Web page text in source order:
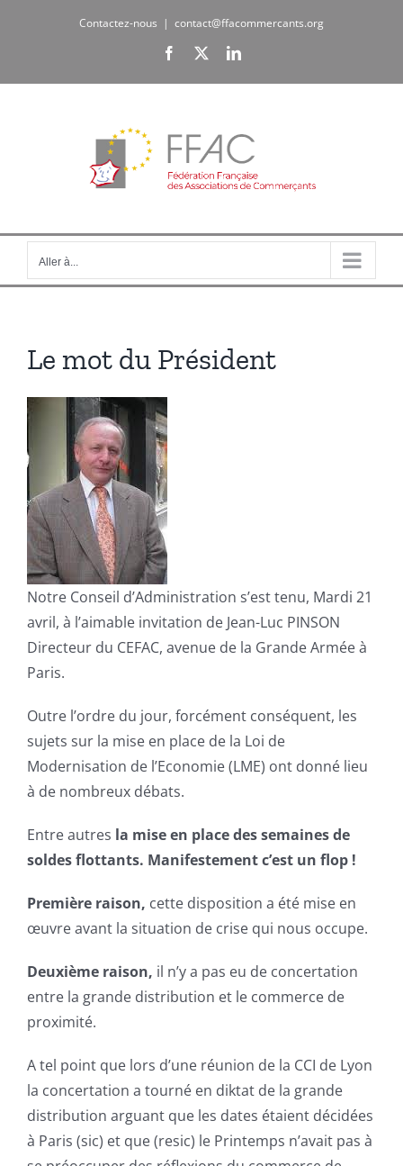
Contactez-nous | contact@ffacommercants.org
Facebook LinkedIn
Aller à...
Le mot du Président
Notre Conseil d’Administration s’est tenu, Mardi 21
avril, à l’aimable invitation de Jean-Luc PINSON
Directeur du CEFAC, avenue de la Grande Armée à
Paris.
Outre l’ordre du jour, forcément conséquent, les
sujets sur la mise en place de la Loi de
Modernisation de l’Economie (LME) ont donné lieu
à de nombreux débats.
Entre autres la mise en place des semaines de
soldes flottants. Manifestement c’est un flop !
Première raison, cette disposition a été mise en
œuvre avant la situation de crise qui nous occupe.
Deuxième raison, il n’y a pas eu de concertation
entre la grande distribution et le commerce de
proximité.
A tel point que lors d’une réunion de la CCI de Lyon
la concertation a tourné en diktat de la grande
distribution arguant que les dates étaient décidées
à Paris (sic) et que (resic) le Printemps n’avait pas à